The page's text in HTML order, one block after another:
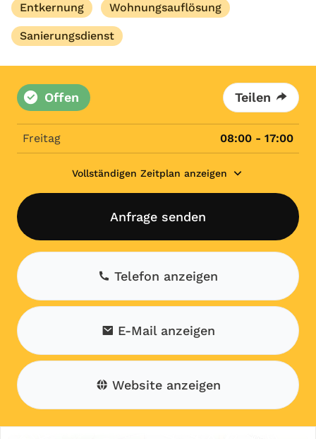
Entkernung Wohnungsauflösung
Sanierungsdienst
Offen Teilen
Freitag 08:00 - 17:00
Vollständigen Zeitplan anzeigen
Anfrage senden
Telefon anzeigen
E-Mail anzeigen
Website anzeigen